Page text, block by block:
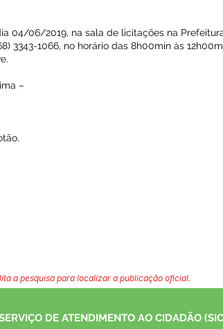
04/06/2019, na sala de licitações na
3343-1066, no horário das 8h00min às
–
a pesquisa para localizar a publicação oficial.
DE ATENDIMENTO AO CIDADÃO